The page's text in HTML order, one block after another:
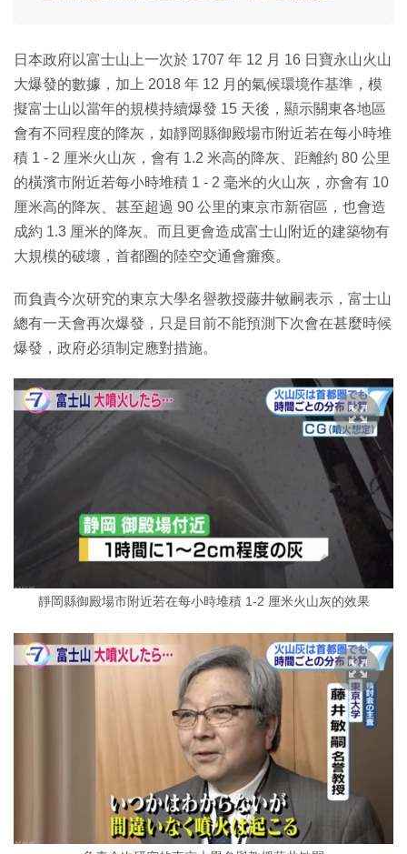
日本政府以富士山上一次於 1707 年 12 月 16 日寶永山火山
大爆發的數據，加上 2018 年 12 月的氣候環境作基準，模
擬富士山以當年的規模持續爆發 15 天後，顯示關東各地區
會有不同程度的降灰，如靜岡縣御殿場市附近若在每小時堆
積 1 - 2 厘米火山灰，會有 1.2 米高的降灰、距離約 80 公里
的橫濱市附近若每小時堆積 1 - 2 毫米的火山灰，亦會有 10
厘米高的降灰、甚至超過 90 公里的東京市新宿區，也會造
成約 1.3 厘米的降灰。而且更會造成富士山附近的建築物有
大規模的破壞，首都圈的陸空交通會癱瘓。
而負責今次研究的東京大學名譽教授藤井敏嗣表示，富士山
總有一天會再次爆發，只是目前不能預測下次會在甚麼時候
爆發，政府必須制定應對措施。
靜岡縣御殿場市附近若在每小時堆積 1-2 厘米火山灰的效果